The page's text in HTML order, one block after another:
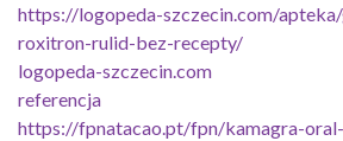
https://logopeda-szczecin.com/
roxitron-rulid-bez-recepty/
logopeda-szczecin.com
referencja
https://fpnatacao.pt/fpn/kamagra-